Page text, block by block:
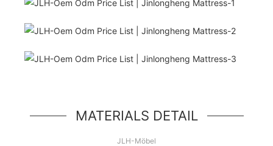
Hallo Welt!
MATERIALS DETAIL
JLH-Möbel